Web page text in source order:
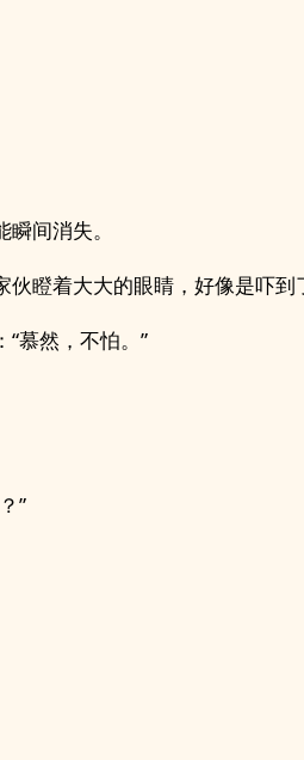
间消失。
伙瞪着大大的眼睛，好像是吓到
慕然，不怕。”
”